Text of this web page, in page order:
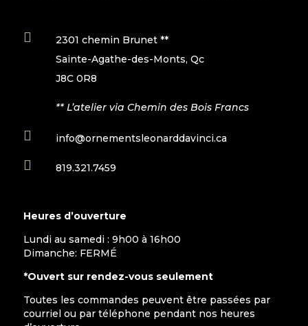

2301 chemin Brunet **
Sainte-Agathe-des-Monts, Qc
J8C 0R8
** L’atelier via Chemin des Bois Francs
 info@ornementsleonarddavinci.ca
 819.321.7459
Heures d’ouverture
Lundi au samedi : 9h00 à 16h00
Dimanche: FERMÉ
*Ouvert sur rendez-vous seulement
Toutes les commandes peuvent être passées par
courriel ou par téléphone pendant nos heures